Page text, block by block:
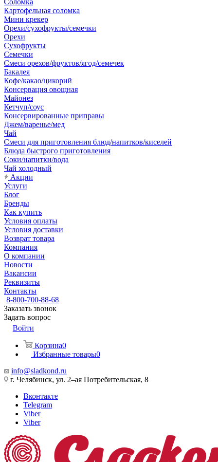
Соломка
Картофельная соломка
Мини крекер
Орехи/сухофрукты/семечки
Орехи
Сухофрукты
Семечки
Смеси орехов/фруктов/ягод/семечек
Бакалея
Кофе/какао/цикорий
Консервация овощная
Майонез
Кетчуп/соус
Консервированные приправы
Джем/варенье/мед
Чай
Смеси для приготовления блюд/напитков/киселей
Блюда быстрого приготовления
Соки/напитки/вода
Чай холодный
Акции
Услуги
Блог
Бренды
Как купить
Условия оплаты
Условия доставки
Возврат товара
Компания
О компании
Новости
Вакансии
Реквизиты
Контакты
8-800-700-88-68
Заказать звонок
Задать вопрос
Войти
Корзина0
Избранные товары0
info@sladkond.ru
г. Челябинск, ул. 2–ая Потребительская, 8
Вконтакте
Telegram
Viber
Viber